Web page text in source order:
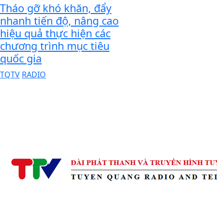
Tháo gỡ khó khăn, đẩy
nhanh tiến độ, nâng cao
hiệu quả thực hiện các
chương trình mục tiêu
quốc gia
TQTV RADIO